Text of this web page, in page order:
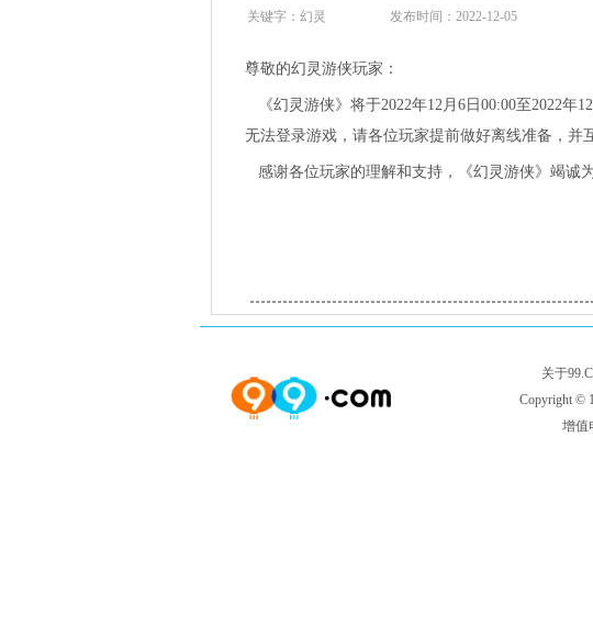
关键字：幻灵 发布时间：2022-12-05
尊敬的幻灵游侠玩家：
《幻灵游侠》将于2022年12月6日00:00至2022年
无法登录游戏，请各位玩家提前做好离线准备，并
感谢各位玩家的理解和支持，《幻灵游侠》竭诚
关于
Copyright ©
增值